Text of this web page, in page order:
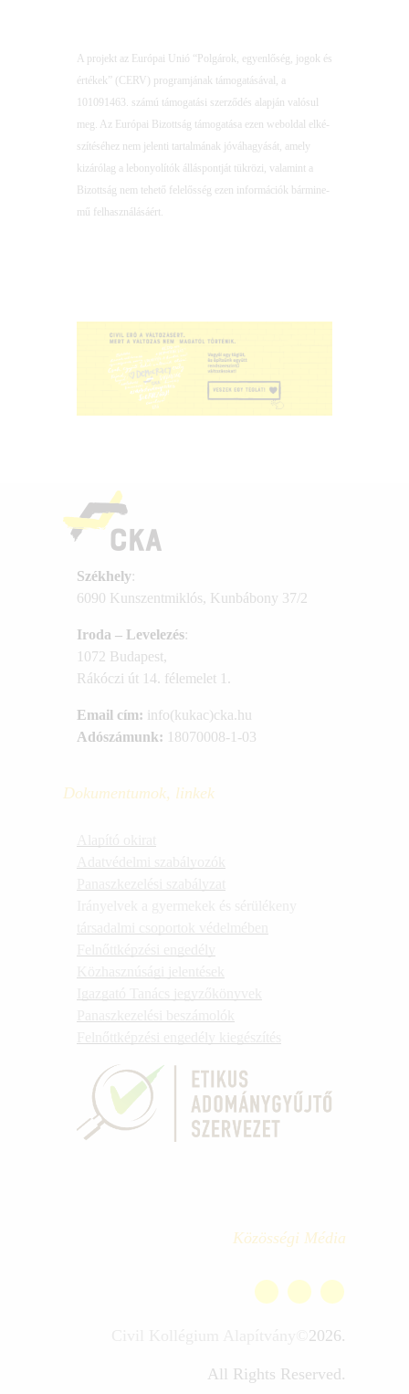
A pro­jekt az Euró­pai Unió “Pol­gá­rok, egyen­lő­ség, jogok és
érté­kek” (CERV) prog­ram­já­nak támo­ga­tá­sá­val, a
101091463. szá­mú támo­ga­tá­si szer­ző­dés alap­ján való­sul
meg. Az Euró­pai Bizott­ság támo­ga­tá­sa ezen web­ol­dal elké­
szí­té­sé­hez nem jelen­ti tar­tal­má­nak jóvá­ha­gyá­sát, amely
kizá­ró­lag a lebo­nyo­lí­tók állás­pont­ját tük­rö­zi, vala­mint a
Bizott­ság nem tehe­tő fele­lős­ség ezen infor­má­ci­ók bár­mi­ne­
mű felhasználásáért.
Székhely:
6090 Kunszentmiklós, Kunbábony 37/2
Iroda – Levelezés:
1072 Budapest,
Rákóczi út 14. félemelet 1.
Email cím: info(kukac)cka.hu
Adószámunk: 18070008-1-03
Dokumentumok, linkek
Közösségi Média
2026.
All Rights Reserved.